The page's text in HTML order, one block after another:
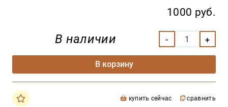
1000 руб.
В наличии
В корзину
купить сейчас сравнить